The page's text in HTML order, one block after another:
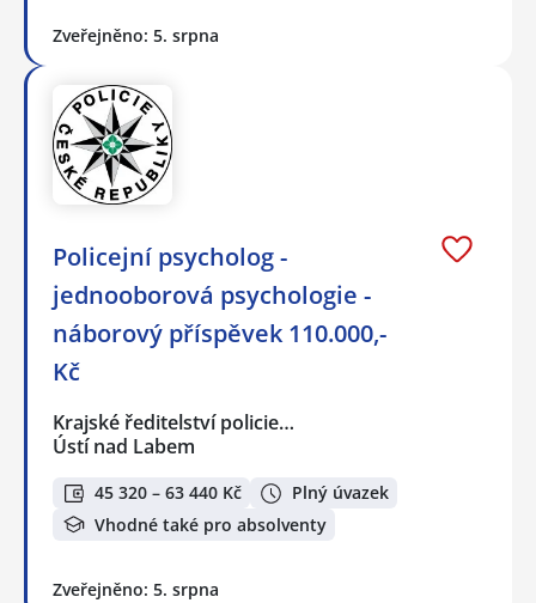
Zveřejněno: 5. srpna
Policejní psycholog -
jednooborová psychologie -
náborový příspěvek 110.000,-
Kč
Krajské ředitelství policie…
Ústí nad Labem
45 320 – 63 440 Kč
Plný úvazek
Vhodné také pro absolventy
Zveřejněno: 5. srpna